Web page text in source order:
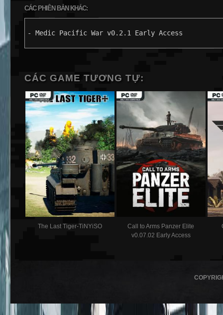
CÁC PHIÊN BẢN KHÁC:
- Medic Pacific War v0.2.1 Early Access
CÁC GAME TƯƠNG TỰ:
The Last Tiger-TiNYiSO
Call to Arms Panzer Elite
v0.07.02 Early Access